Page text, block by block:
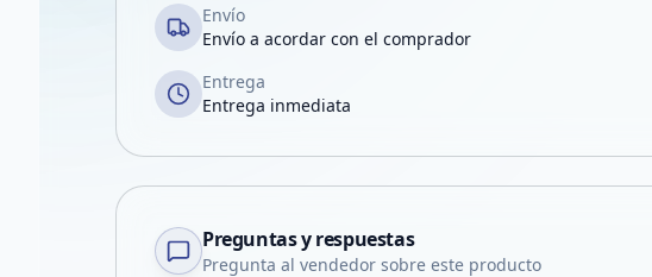
Envío
Envío a acordar con el comprador
Entrega
Entrega inmediata
Preguntas y respuestas
Pregunta al vendedor sobre este producto